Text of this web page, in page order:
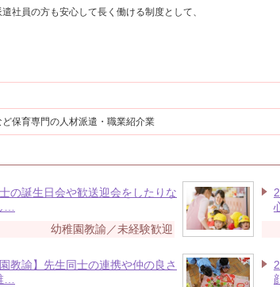
社員の方も安心して長く働ける制度として、
保育専門の人材派遣・職業紹介業
の誕生日会や歓送迎会をしたりな
…
幼稚園教諭／未経験歓迎
教諭】先生同士の連携や仲の良さ
…